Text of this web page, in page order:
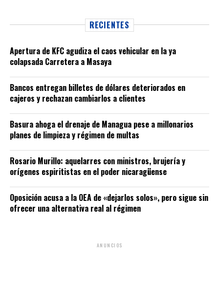
RECIENTES
Apertura de KFC agudiza el caos vehicular en la ya
colapsada Carretera a Masaya
Bancos entregan billetes de dólares deteriorados en
cajeros y rechazan cambiarlos a clientes
Basura ahoga el drenaje de Managua pese a millonarios
planes de limpieza y régimen de multas
Rosario Murillo: aquelarres con ministros, brujería y
orígenes espiritistas en el poder nicaragüense
Oposición acusa a la OEA de «dejarlos solos», pero sigue sin
ofrecer una alternativa real al régimen
ANUNCIOS